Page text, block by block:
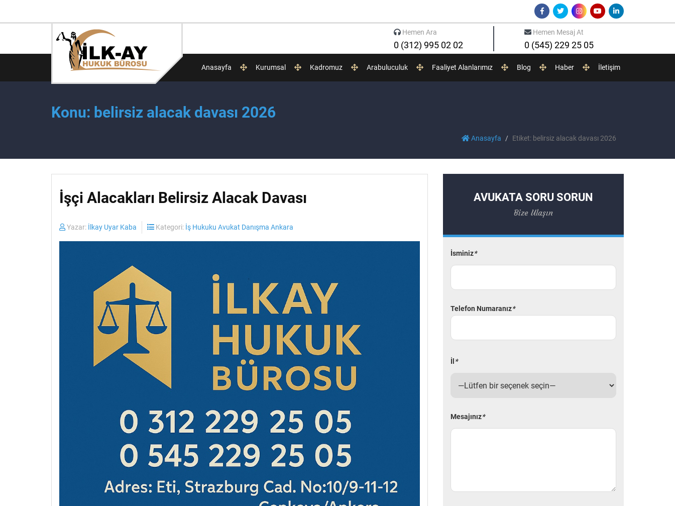
Hemen Ara
0 (312) 995 02 02
Hemen Mesaj At
0 (545) 229 25 05
Anasayfa Kurumsal Kadromuz Arabuluculuk Faaliyet Alanlarımız Blog Haber İletişim
Konu: belirsiz alacak davası 2026
Anasayfa Etiket: belirsiz alacak davası 2026
İşçi Alacakları Belirsiz Alacak Davası
Yazar: İlkay Uyar Kaba Kategori: İş Hukuku Avukat Danışma Ankara
AVUKATA SORU SORUN
Bize Ulaşın
İsminiz*
Telefon Numaranız*
İl *
Mesajınız*